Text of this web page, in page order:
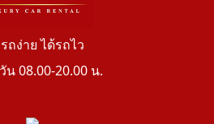
ถง่าย ได้รถไว
น 08.00-20.00 น.